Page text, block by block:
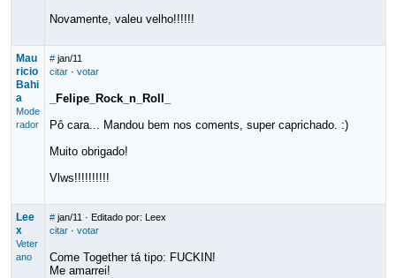
Novamente, valeu velho!!!!!!
Mau
ricio
Bahi
a
Mode
rador
# jan/11
citar· votar
_Felipe_Rock_n_Roll_
Pô cara... Mandou bem nos coments, super caprichado. :)
Muito obrigado!
Vlws!!!!!!!!!!
Lee
x
Veter
ano
# jan/11 · Editado por: Leex
citar· votar
Come Together tá tipo: FUCKIN!
Me amarrei!